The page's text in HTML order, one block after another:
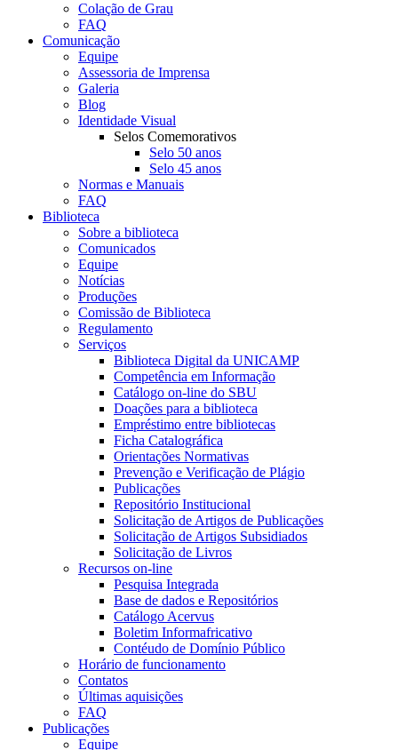
Colação de Grau
FAQ
Comunicação
Equipe
Assessoria de Imprensa
Galeria
Blog
Identidade Visual
Selos Comemorativos
Selo 50 anos
Selo 45 anos
Normas e Manuais
FAQ
Biblioteca
Sobre a biblioteca
Comunicados
Equipe
Notícias
Produções
Comissão de Biblioteca
Regulamento
Serviços
Biblioteca Digital da UNICAMP
Competência em Informação
Catálogo on-line do SBU
Doações para a biblioteca
Empréstimo entre bibliotecas
Ficha Catalográfica
Orientações Normativas
Prevenção e Verificação de Plágio
Publicações
Repositório Institucional
Solicitação de Artigos de Publicações
Solicitação de Artigos Subsidiados
Solicitação de Livros
Recursos on-line
Pesquisa Integrada
Base de dados e Repositórios
Catálogo Acervus
Boletim Informafricativo
Contéudo de Domínio Público
Horário de funcionamento
Contatos
Últimas aquisições
FAQ
Publicações
Equipe